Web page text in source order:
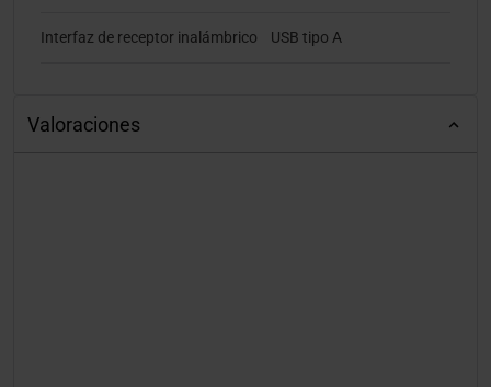
Interfaz de receptor inalámbrico USB tipo A
Valoraciones